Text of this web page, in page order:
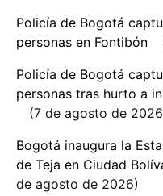
Policía de Bogotá
personas en Fontibón
Policía de Bogotá
personas tras hurto a
7 de agosto de 2026
Bogotá inaugura la
de Teja en Ciudad
de agosto de 2026